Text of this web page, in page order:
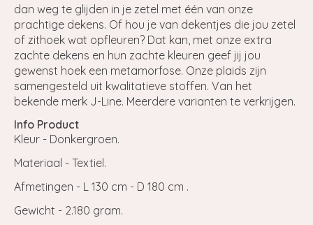
dan weg te glijden in je zetel met één van onze
prachtige dekens. Of hou je van dekentjes die jou zetel
of zithoek wat opfleuren? Dat kan, met onze extra
zachte dekens en hun zachte kleuren geef jij jou
gewenst hoek een metamorfose. Onze plaids zijn
samengesteld uit kwalitatieve stoffen. Van het
bekende merk J-Line. Meerdere varianten te verkrijgen.
Info Product
Kleur - Donkergroen.
Materiaal - Textiel.
Afmetingen - L 130 cm - D 180 cm .
Gewicht - 2.180 gram.